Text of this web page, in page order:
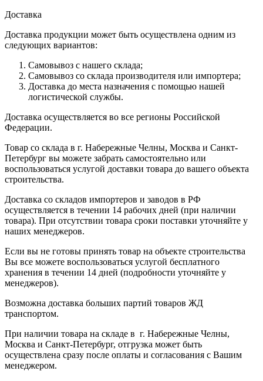
Доставка
Доставка продукции может быть осуществлена одним из
следующих вариантов:
Самовывоз с нашего склада;
Самовывоз со склада производителя или импортера;
Доставка до места назначения с помощью нашей
логистической службы.
Доставка осуществляется во все регионы Российской
Федерации.
Товар со склада в г. Набережные Челны, Москва и Санкт-
Петербург вы можете забрать самостоятельно или
воспользоваться услугой доставки товара до вашего объекта
строительства.
Доставка со складов импортеров и заводов в РФ
осуществляется в течении 14 рабочих дней (при наличии
товара). При отсутствии товара сроки поставки уточняйте у
наших менеджеров.
Если вы не готовы принять товар на объекте строительства
Вы все можете воспользоваться услугой бесплатного
хранения в течении 14 дней (подробности уточняйте у
менеджеров).
Возможна доставка больших партий товаров ЖД
транспортом.
При наличии товара на складе в г. Набережные Челны,
Москва и Санкт-Петербург, отгрузка может быть
осуществлена сразу после оплаты и согласования с Вашим
менеджером.